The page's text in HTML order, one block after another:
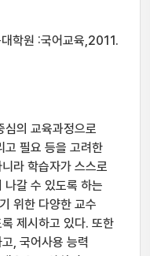
학원 :국어교육,2011.
심의 교육과정으로
고 필요 등을 고려한
라 학습자가 스스로
나갈 수 있도록 하는
위한 다양한 교수
제시하고 있다. 또한
, 국어사용 능력